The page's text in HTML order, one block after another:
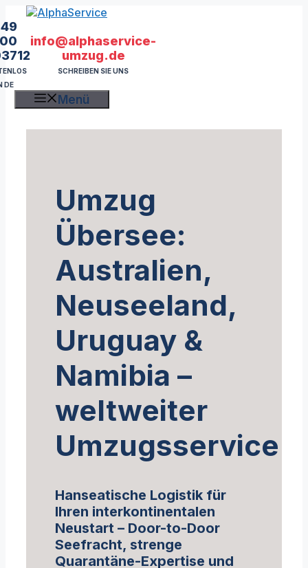
Zum
Inhalt
springen
DE
info@alphaservice-
umzug.de
SCHREIBEN SIE UNS
Menü
Umzug
Übersee:
Australien,
Neuseeland,
Uruguay &
Namibia –
weltweiter
Umzugsservice
Hanseatische Logistik für
Ihren interkontinentalen
Neustart – Door-to-Door
Seefracht, strenge
Quarantäne-Expertise und